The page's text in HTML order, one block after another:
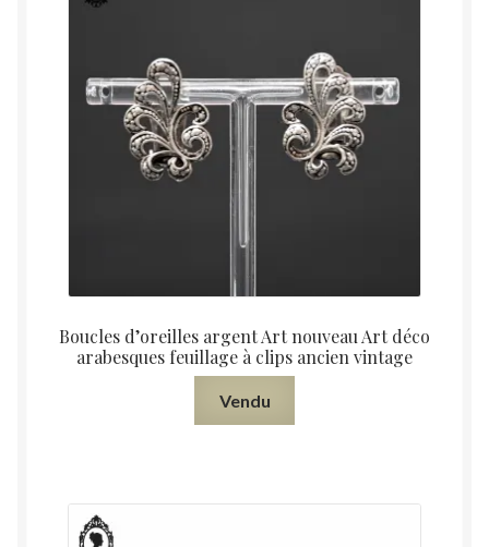
Boucles d’oreilles argent Art nouveau Art déco
arabesques feuillage à clips ancien vintage
Vendu